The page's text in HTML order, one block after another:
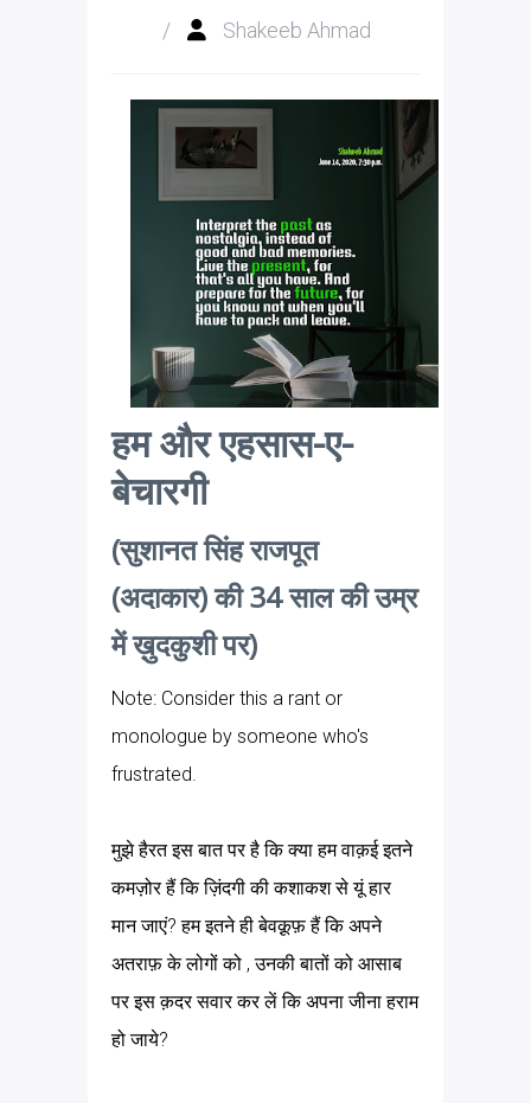
Shakeeb Ahmad
/
हम और एहसास-ए-
बेचारगी
(सुशानत सिंह राजपूत
(अदाकार) की 34 साल की उम्र
में ख़ुदकुशी पर)
Note: Consider this a rant or
monologue by someone who's
frustrated.
मुझे हैरत इस बात पर है कि क्या हम वाक़ई इतने
कमज़ोर हैं कि ज़िंदगी की कशाकश से यूं हार
मान जाएं? हम इतने ही बेवक़ूफ़ हैं कि अपने
अतराफ़ के लोगों को , उनकी बातों को आसाब
पर इस क़दर सवार कर लें कि अपना जीना हराम
हो जाये?